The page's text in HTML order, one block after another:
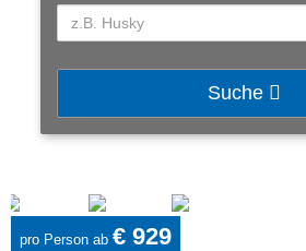
Suche
pro Person ab € 929